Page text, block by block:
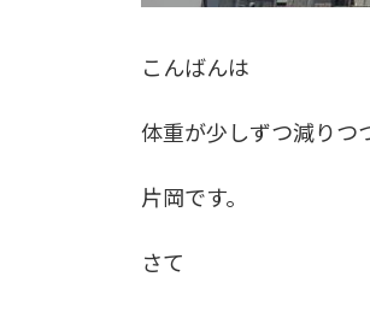
こんばんは
体重が少しずつ減りつ
片岡です。
さて